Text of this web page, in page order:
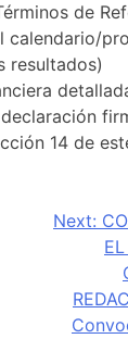
de
calendario/
resultados)
14 de
Next: